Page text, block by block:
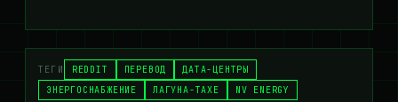
ТЕГИ REDDIT ПЕРЕВОД
ДАТА-ЦЕНТРЫ
ЭНЕРГОСНАБЖЕНИЕ
ЛАГУНА-ТАХЕ NV ENERGY